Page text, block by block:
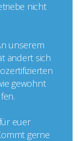
nicht
unserem
ändert sich
gewohnt
euer
gerne